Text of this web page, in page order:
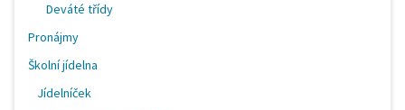
Deváté třídy
Pronájmy
Školní jídelna
Jídelníček